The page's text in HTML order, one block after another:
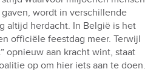
wordt in verschillende
altijd herdacht. In België is het
officiële feestdag meer. Terwijl
opnieuw aan kracht wint, staat
op om hier iets aan te doen.